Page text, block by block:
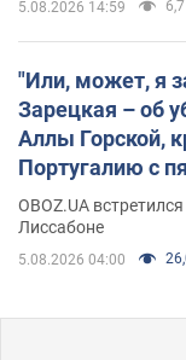
5.08.2026 14:59 6,7
"Или, может, я
Зарецкая – об
Аллы Горской,
Португалию с
OBOZ.UA
Лиссабоне
5.08.2026 04:00